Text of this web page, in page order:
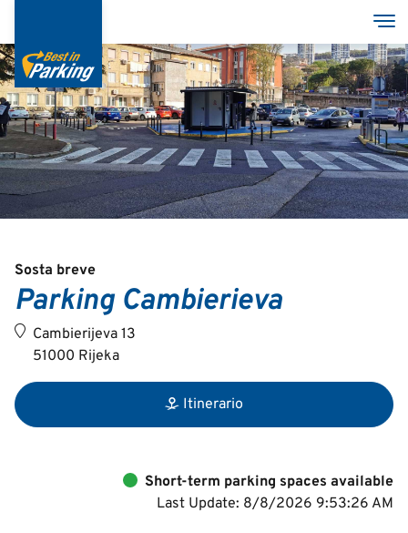
contenuto
principale
Services
Garages
Group
Croatian
English
Sosta breve
Parking Cambierieva
Cambierijeva 13
51000 Rijeka
Itinerario
Short-term parking spaces available
Last Update: 8/8/2026 9:53:26 AM